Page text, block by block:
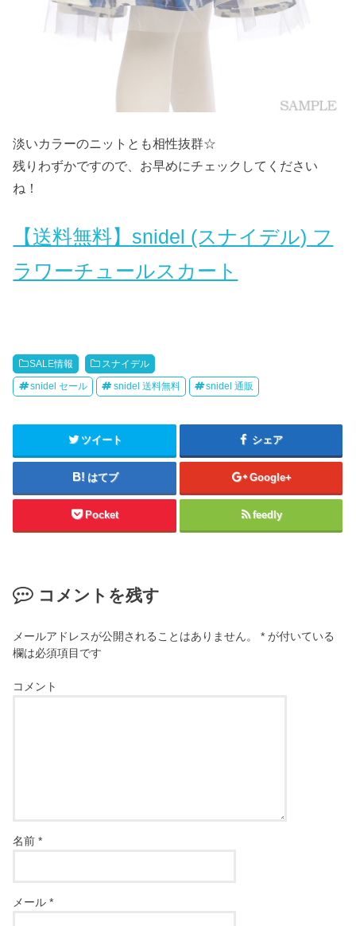
淡いカラーのニットとも相性抜群☆
残りわずかですので、お早めにチェックしてください
ね！
【送料無料】snidel (スナイデル) フ
ラワーチュールスカート
SALE情報 スナイデル
snidel セール snidel 送料無料 snidel 通販
ツイート シェア
はてブ Google+
Pocket feedly
コメントを残す
メールアドレスが公開されることはありません。 * が付いている
欄は必須項目です
コメント
名前*
メール*